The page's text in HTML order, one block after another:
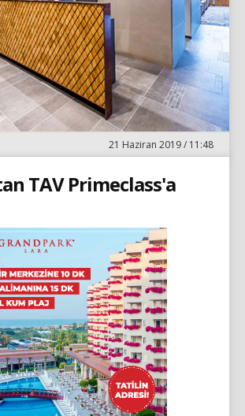
21 Haziran 2019 / 11:48
TAV Primeclass'a